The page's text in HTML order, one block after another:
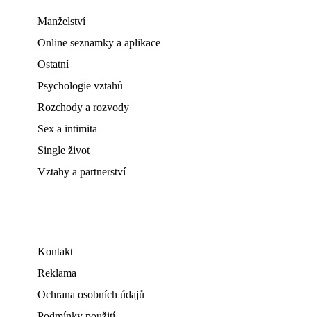
Manželství
Online seznamky a aplikace
Ostatní
Psychologie vztahů
Rozchody a rozvody
Sex a intimita
Single život
Vztahy a partnerství
Kontakt
Reklama
Ochrana osobních údajů